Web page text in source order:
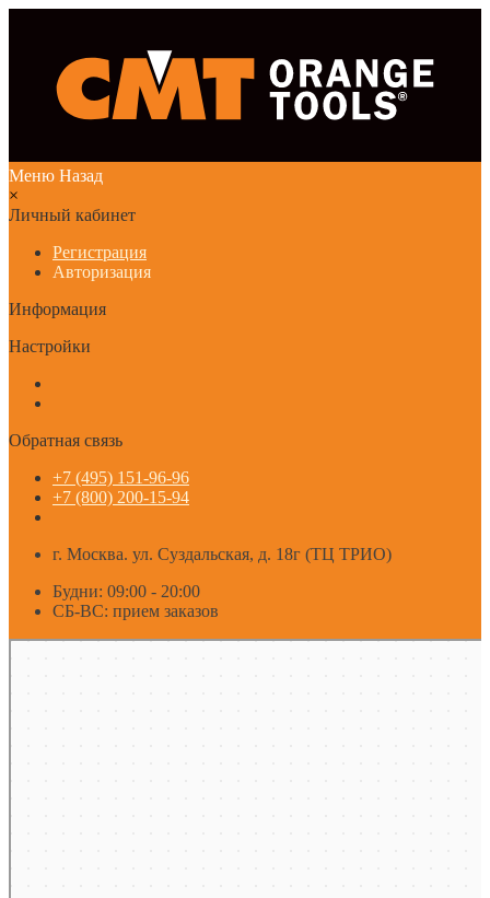
Меню Назад
×
Личный кабинет
Регистрация
Авторизация
Информация
Настройки
Обратная связь
+7 (495) 151-96-96
+7 (800) 200-15-94
г. Москва. ул. Суздальская, д. 18г (ТЦ ТРИО)
Будни: 09:00 - 20:00
СБ-ВС: прием заказов